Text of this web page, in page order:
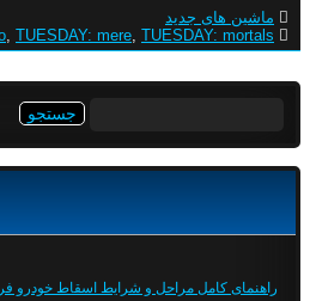
ماشین های جدید
, TUESDAY: mere, TUESDAY: mortals.
راهنمای کامل مراحل و شرایط اسقاط خودرو فرسوده (14